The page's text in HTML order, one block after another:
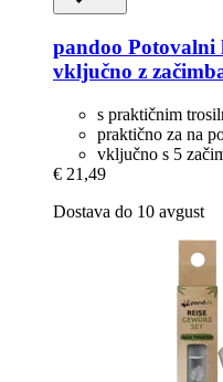
pandoo Potovalni
vključno z
s praktičnim
praktično za na
vključno s 5
€ 21,49
Dostava do 10 avgust